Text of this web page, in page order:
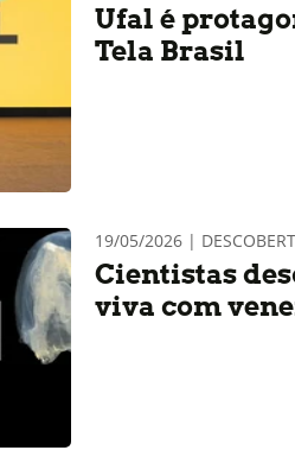
Ufal é
Tela Brasil
19/05/2026 |
Cientistas
viva com